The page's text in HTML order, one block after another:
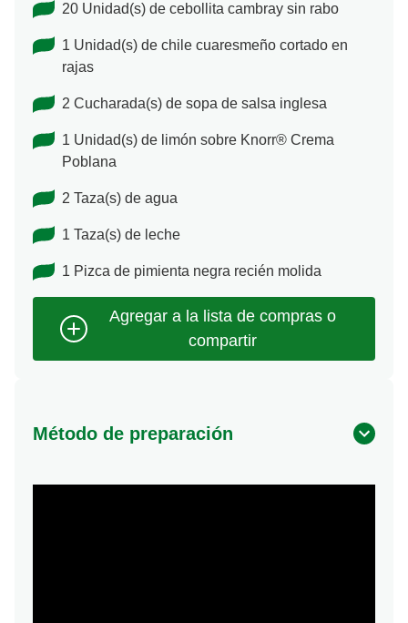
20 Unidad(s) de cebollita cambray sin rabo
1 Unidad(s) de chile cuaresmeño cortado en
rajas
2 Cucharada(s) de sopa de salsa inglesa
1 Unidad(s) de limón sobre Knorr® Crema
Poblana
2 Taza(s) de agua
1 Taza(s) de leche
1 Pizca de pimienta negra recién molida
Método de preparación